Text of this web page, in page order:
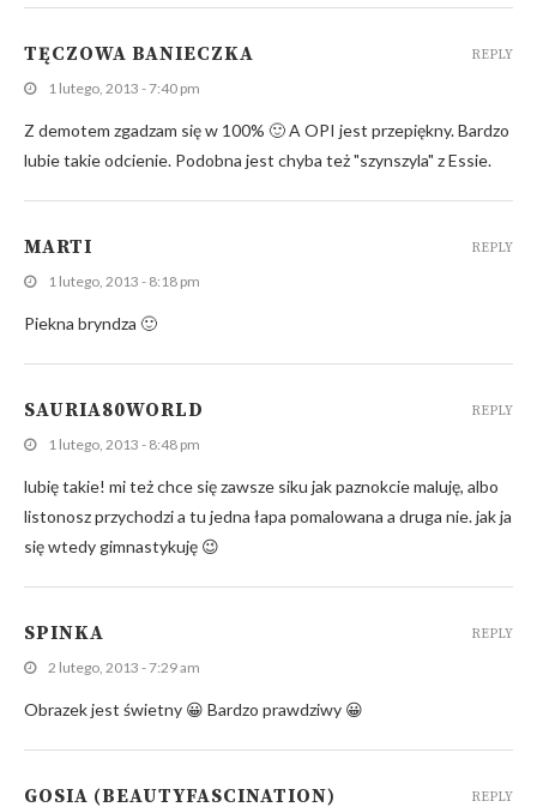
TĘCZOWA BANIECZKA
1 lutego, 2013 - 7:40 pm
Z demotem zgadzam się w 100% 🙂 A OPI jest przepiękny. Bardzo
lubie takie odcienie. Podobna jest chyba też "szynszyla" z Essie.
REPLY
MARTI
1 lutego, 2013 - 8:18 pm
Piekna bryndza 🙂
REPLY
SAURIA80WORLD
1 lutego, 2013 - 8:48 pm
lubię takie! mi też chce się zawsze siku jak paznokcie maluję, albo
listonosz przychodzi a tu jedna łapa pomalowana a druga nie. jak ja
się wtedy gimnastykuję 😉
REPLY
SPINKA
2 lutego, 2013 - 7:29 am
Obrazek jest świetny 😀 Bardzo prawdziwy 😀
REPLY
GOSIA (BEAUTYFASCINATION) REPLY